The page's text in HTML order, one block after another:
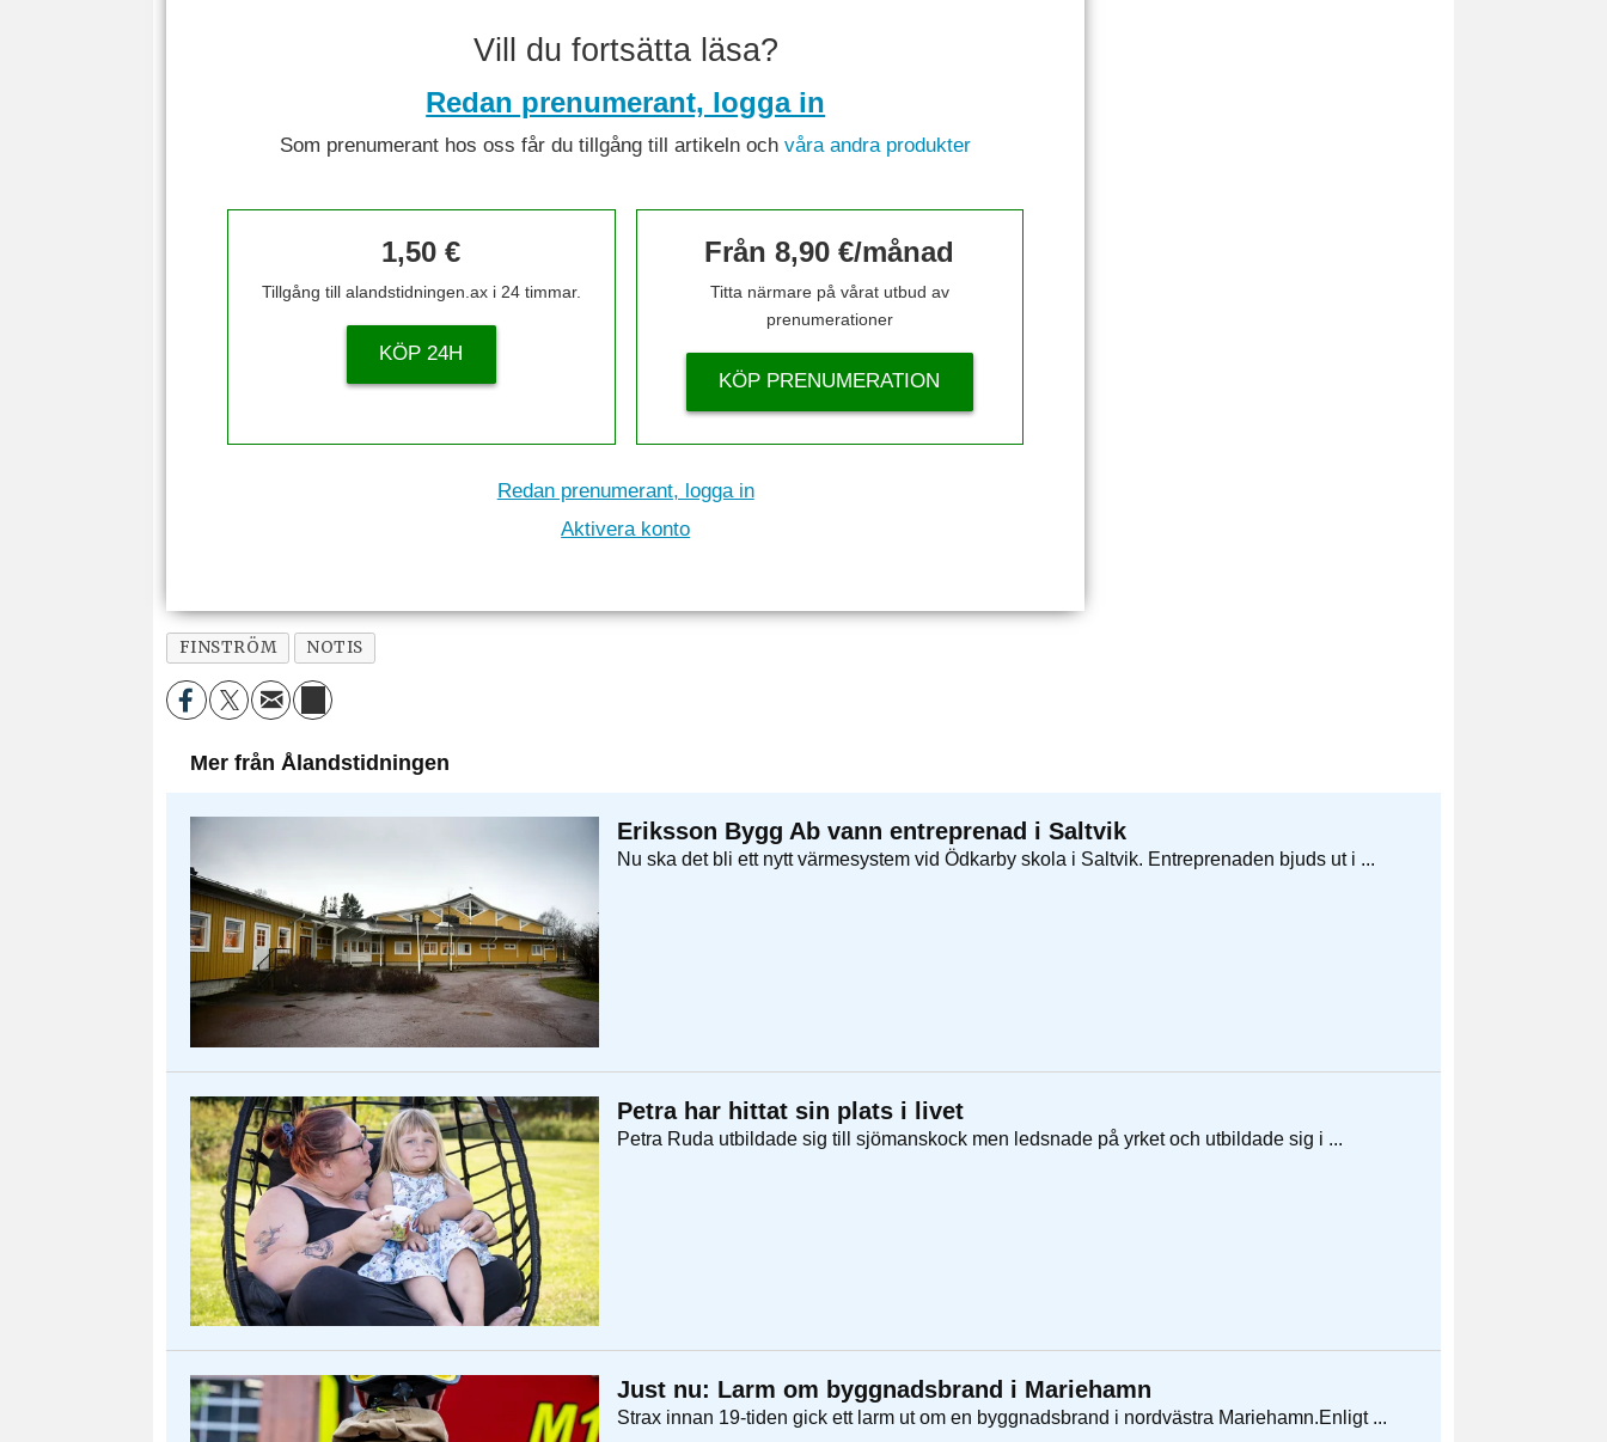
Vill du fortsätta läsa?
Redan prenumerant, logga in
Som prenumerant hos oss får du tillgång till artikeln ochvåra andra produkter
1,50 €
Tillgång till alandstidningen.ax i 24 timmar.
KÖP 24H
Från 8,90 €/månad
Titta närmare på vårat utbud av
prenumerationer
KÖP PRENUMERATION
Redan prenumerant, logga in
Aktivera konto
FINSTRÖM NOTIS